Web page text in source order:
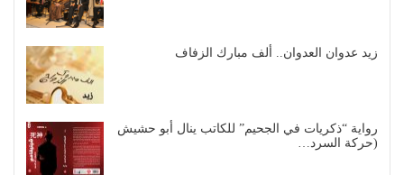
زيد عدوان العدوان.. ألف مبارك الزفاف
رواية “ذكريات في الجحيم” للكاتب ينال أبو حشيش
(حركة السرد…